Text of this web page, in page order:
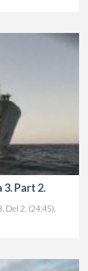
Part 2.
Del 2. (24:45).